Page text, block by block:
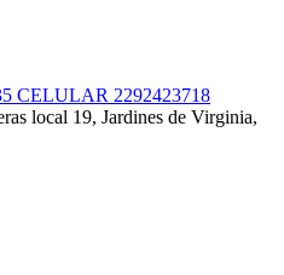
CELULAR 2292423718
local 19, Jardines de Virginia,